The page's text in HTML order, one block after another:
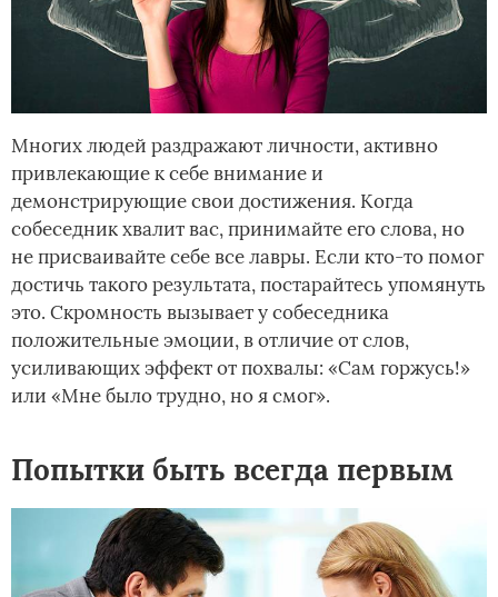
Многих людей раздражают личности, активно
привлекающие к себе внимание и
демонстрирующие свои достижения. Когда
собеседник хвалит вас, принимайте его слова, но
не присваивайте себе все лавры. Если кто-то помог
достичь такого результата, постарайтесь упомянуть
это. Скромность вызывает у собеседника
положительные эмоции, в отличие от слов,
усиливающих эффект от похвалы: «Сам горжусь!»
или «Мне было трудно, но я смог».
Попытки быть всегда первым